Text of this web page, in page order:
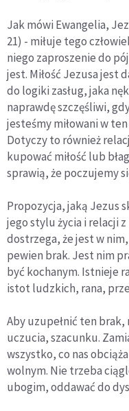
Jak mówi Ewangelia,
21) - miłuje tego
niego zaproszenie do
jest. Miłość Jezusa jest
do logiki zasług, jaka
naprawdę szczęśliwi,
jesteśmy miłowani w
Dotyczy to również
kupować miłość lub
sprawią, że poczujemy
Propozycja, jaką Jezus
jego stylu życia i relacji
dostrzega, że jest w
pewien brak. Jest nim
być kochanym. Istnieje
istot ludzkich, rana,
Aby uzupełnić ten
uczucia, szacunku.
wszystko, co nas
wolnym. Nie trzeba
ubogim, oddawać do